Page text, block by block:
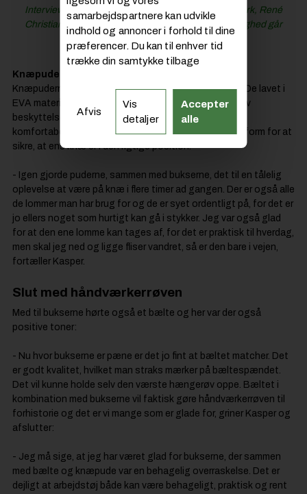
Interview med Blåkläders country manager i Danmark, René
Christiansen: Det rykker, når økonomi og bæredygtighed går
Knæpuder der passer på dig
Knæpuderne fra
Blåkläderer også en historie for sig. De lavet i
EVA materiale, hvor den stærke frontside giver effektiv
beskyttelse mod skarpe genstande. Puden er blød og
komfortabel indvendig, og den har en ekstra bred pasform for at
sikre, at ens knæ er i den rigtige position.
- Igen gjorde puderne, sammen med bukserne, det til en tålelig
oplevelse at være på knæ i flere timer ad gangen. Der er også alle
de lommer man har brug for og de er syet ordentligt på, for det er
jo ellers noget som hurtigt kan gå i stykker. Jeg var også glad
for at den ene lomme kan tages af, for det er praktisk til hverdag,
men skal jeg ned og ligge fliser vandret, så er den bare i vejen,
fortæller Kasper.
Slut med håndværkerrøven
Med til bukserne hørte også et bælte og her var der også
positive toner:
- Nu hvor bukserne er pæne er det jo fint at bæltet matcher. Det
er godt kvalitet, hvilket man straks mærker på bæltespændet.
Det vil kunne holde selv den værste hængerøv oppe. Bæltet i
kombination med bukserne vil faktisk gøre håndværkerrøven til
forhistorie og det er vi mange som er glade for, griner Kasper og
afslutter:
- Jeg må sige, at jeg har været glad for bukserne, der sammen
med bælte og knæpude var en behagelig overraskelse. Det er
dejligt at arbejdstøj både kan være behageligt, praktisk og rent
samarbejdspartnere kan udvikle
indhold og annoncer i forhold til dine
præferencer. Du kan til enhver tid
trække din samtykke tilbage
Afvis
Vis
detaljer
Accepter
alle